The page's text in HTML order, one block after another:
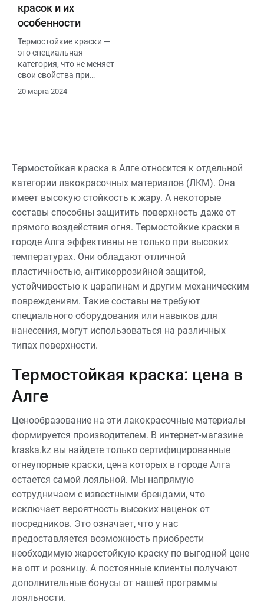
красок и их
особенности
Термостойкие краски —
это специальная
категория, что не меняет
свои свойства при
Термостойкие краски
20 марта 2024
Термостойкая краска в Алге относится к отдельной
категории лакокрасочных материалов (ЛКМ). Она
имеет высокую стойкость к жару. А некоторые
составы способны защитить поверхность даже от
прямого воздействия огня. Термостойкие краски в
городе Алга эффективны не только при высоких
температурах. Они обладают отличной
пластичностью, антикоррозийной защитой,
устойчивостью к царапинам и другим механическим
повреждениям. Такие составы не требуют
специального оборудования или навыков для
нанесения, могут использоваться на различных
типах поверхности.
Термостойкая краска: цена в
Алге
Ценообразование на эти лакокрасочные материалы
формируется производителем. В интернет-магазине
kraska.kz вы найдете только сертифицированные
огнеупорные краски, цена которых в городе Алга
остается самой лояльной. Мы напрямую
сотрудничаем с известными брендами, что
исключает вероятность высоких наценок от
посредников. Это означает, что у нас
предоставляется возможность приобрести
необходимую жаростойкую краску по выгодной цене
на опт и розницу. А постоянные клиенты получают
дополнительные бонусы от нашей программы
лояльности.